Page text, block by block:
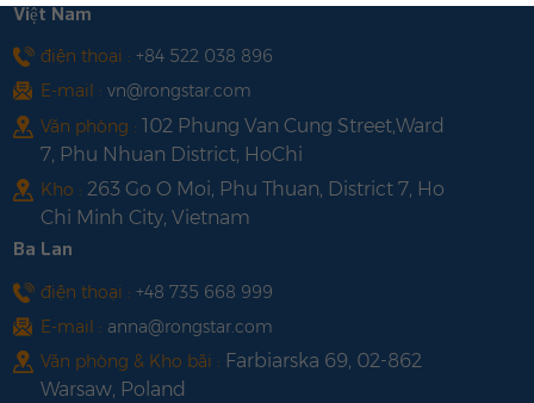
Việt Nam
điện thoại : +84 522 038 896
E-mail : vn@rongstar.com
Văn phòng : 102 Phung Van Cung Street,Ward
7, Phu Nhuan District, HoChi
Kho : 263 Go O Moi, Phu Thuan, District 7, Ho
Chi Minh City, Vietnam
Ba Lan
điện thoại : +48 735 668 999
E-mail : anna@rongstar.com
Văn phòng & Kho bãi : Farbiarska 69, 02-862
Warsaw, Poland